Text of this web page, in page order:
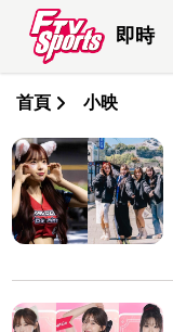
即時
首頁 小映